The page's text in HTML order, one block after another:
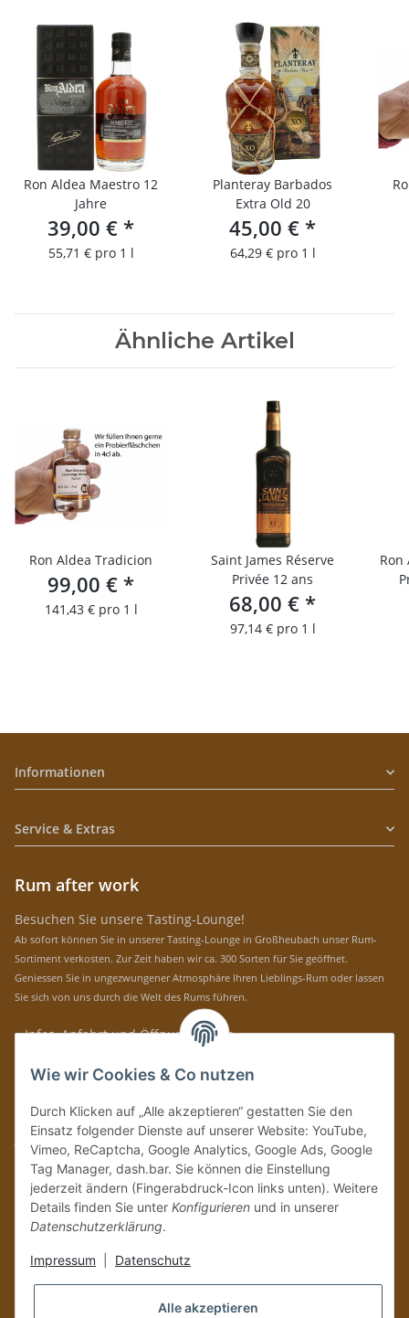
Ron Aldea Maestro 12
Jahre
39,00 € *
55,71 € pro 1 l
Planteray Barbados
Extra Old 20
45,00 € *
64,29 € pro 1 l
Ähnliche Artikel
Ron Aldea Tradicion
99,00 € *
141,43 € pro 1 l
Saint James Réserve
Privée 12 ans
68,00 € *
97,14 € pro 1 l
Ron
Informationen
Service & Extras
Rum after work
Besuchen Sie unsere Tasting-Lounge!
Ab sofort können Sie in unserer Tasting-Lounge in Großheubach unser Rum-
Sortiment verkosten. Zur Zeit haben wir ca. 300 Sorten für Sie geöffnet.
Geniessen Sie in ungezwungener Atmosphäre Ihren Lieblings-Rum oder lassen
Sie sich von uns durch die Welt des Rums führen.
» Infos, Anfahrt und Öffnungszeiten
Immer auf dem Laufenden mit unseren aktuellen Rum-News!
Bitte senden Sie mir entsprechend IhrerDatenschutzerklärung
regelmäßig und
jederzeit widerruflich Informationen zu Ihrem Produktsortiment per E-Mail zu.
Vertrag widerrufen
Wie wir Cookies & Co nutzen
Durch Klicken auf „Alle akzeptieren“ gestatten Sie den
Einsatz folgender Dienste auf unserer Website: YouTube,
Vimeo, ReCaptcha, Google Analytics, Google Ads, Google
Tag Manager, dash.bar. Sie können die Einstellung
jederzeit ändern (Fingerabdruck-Icon links unten). Weitere
Details finden Sie unter Konfigurieren und in unserer
Datenschutzerklärung.
Impressum Datenschutz
Alle akzeptieren